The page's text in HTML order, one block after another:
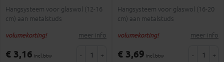
Hangsysteem voor glaswol (12-16
cm) aan metalstuds
volumekorting! meer info
€ 3,16 incl.btw - +
Hangsysteem voor glaswol (16-20
cm) aan metalstuds
volumekorting! meer info
€ 3,69 incl.btw - +